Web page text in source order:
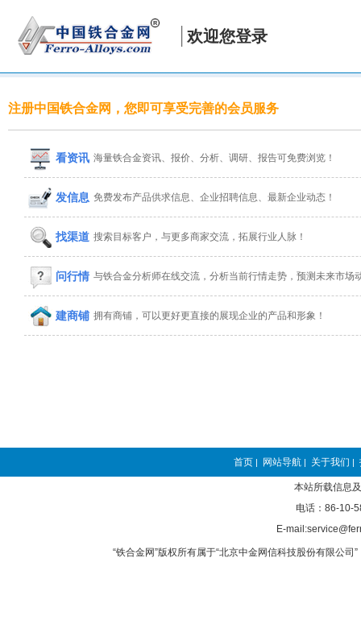
欢迎您登录
注册中国铁合金网，您即可享受完善的会员服务
看资讯 海量铁合金资讯、报价、分析、调研、报告可免费浏览！
发信息 免费发布产品供求信息、企业招聘信息、最新企业动态！
找渠道 搜索目标客户，与更多商家交流，拓展行业人脉！
问行情 与铁合金分析师在线交流，分析当前行情走势，预测未来市场
建商铺 拥有商铺，可以更好更直接的展现企业的产品和形象！
首页 | 网站导航 | 关于我们 |
本站所载信息
电话：86-10-
E-
“铁合金网”版权所有属于“北京中金网信科技股份有限公司